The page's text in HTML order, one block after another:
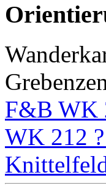
F&B WK
WK 212